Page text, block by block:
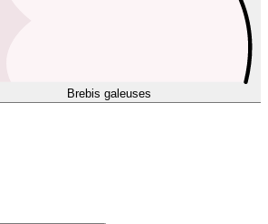
Brebis galeuses